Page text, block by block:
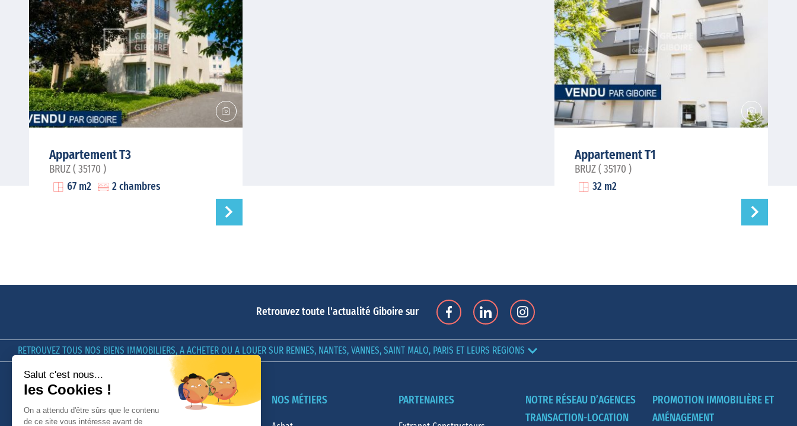
Appartement T3
BRUZ ( 35170 )
67 m2
2 chambres
Appartement T1
BRUZ ( 35170 )
32 m2
Retrouvez toute l'actualité Giboire sur
RETROUVEZ TOUS NOS BIENS IMMOBILIERS, A ACHETER OU A LOUER SUR RENNES, NANTES, VANNES, SAINT MALO, PARIS ET LEURS REGIONS
GIBOIRE & VOUS NOS MÉTIERS PARTENAIRES
NOTRE RÉSEAU D’AGENCES
TRANSACTION-LOCATION
PROMOTION IMMOBILIÈRE ET
AMÉNAGEMENT